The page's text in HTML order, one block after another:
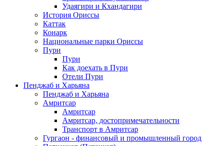
Удаягири и Кхандагири
История Ориссы
Каттак
Конарк
Национальные парки Ориссы
Пури
Пури
Как доехать в Пури
Отели Пури
Пенджаб и Харьяна
Пенджаб и Харьяна
Амритсар
Амритсар
Амритсар, достопримечательности
Транспорт в Амритсар
Гургаон - финансовый и промышленный город